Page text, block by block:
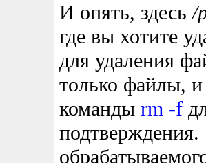
И опять, здесь/
где вы хотите
для удаления
только файлы,
команды rm -f
подтверждения.